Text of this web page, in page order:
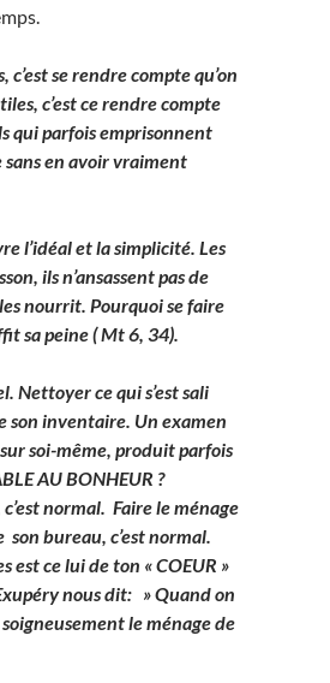
se rendre compte qu’on
c’est ce rendre compte
qui parfois emprisonnent
sans en avoir vraiment
l’idéal et la simplicité. Les
ils n’ansassent pas de
nourrit. Pourquoi se faire
sa peine ( Mt 6, 34).
Nettoyer ce qui s’est sali
son inventaire. Un examen
soi-même, produit parfois
AU BONHEUR ?
normal. Faire le ménage
son bureau, c’est normal.
est ce lui de ton « COEUR »
nous dit: » Quand on
le ménage de